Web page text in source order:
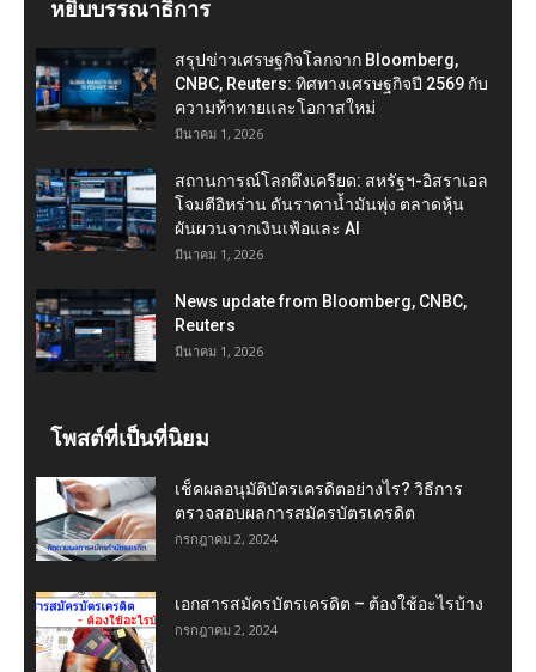
หยิบบรรณาธิการ
สรุปข่าวเศรษฐกิจโลกจาก Bloomberg,
CNBC, Reuters: ทิศทางเศรษฐกิจปี 2569 กับ
ความท้าทายและโอกาสใหม่
มีนาคม 1, 2026
สถานการณ์โลกตึงเครียด: สหรัฐฯ-อิสราเอล
โจมตีอิหร่าน ดันราคาน้ำมันพุ่ง ตลาดหุ้น
ผันผวนจากเงินเฟ้อและ AI
มีนาคม 1, 2026
News update from Bloomberg, CNBC,
Reuters
มีนาคม 1, 2026
โพสต์ที่เป็นที่นิยม
เช็คผลอนุมัติบัตรเครดิตอย่างไร? วิธีการ
ตรวจสอบผลการสมัครบัตรเครดิต
กรกฎาคม 2, 2024
เอกสารสมัครบัตรเครดิต – ต้องใช้อะไรบ้าง
กรกฎาคม 2, 2024